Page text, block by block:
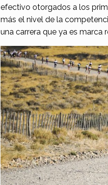
efectivo otorgados a los
más el nivel de la
una carrera que ya es marca